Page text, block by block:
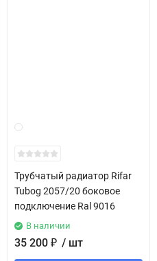
Трубчатый радиатор Rifar
Tubog 2057/20 боковое
подключение Ral 9016
В наличии
35 200 ₽ / шт